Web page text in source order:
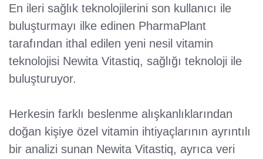
En ileri sağlık teknolojilerini son kullanıcı ile
buluşturmayı ilke edinen PharmaPlant
tarafından ithal edilen yeni nesil vitamin
teknolojisi Newita Vitastiq, sağlığı teknoloji ile
buluşturuyor.
Herkesin farklı beslenme alışkanlıklarından
doğan kişiye özel vitamin ihtiyaçlarının ayrıntılı
bir analizi sunan Newita Vitastiq, ayrıca veri